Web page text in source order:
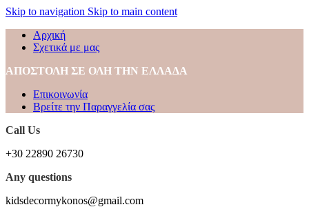
Skip to navigation Skip to main content
Αρχική
Σχετικά με μας
ΑΠΟΣΤΟΛΗ ΣΕ ΟΛΗ ΤΗΝ ΕΛΛΑΔΑ
Επικοινωνία
Βρείτε την Παραγγελία σας
Call Us
+30 22890 26730
Any questions
kidsdecormykonos@gmail.com